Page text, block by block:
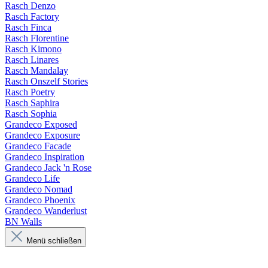
Rasch Denzo
Rasch Factory
Rasch Finca
Rasch Florentine
Rasch Kimono
Rasch Linares
Rasch Mandalay
Rasch Onszelf Stories
Rasch Poetry
Rasch Saphira
Rasch Sophia
Grandeco Exposed
Grandeco Exposure
Grandeco Facade
Grandeco Inspiration
Grandeco Jack 'n Rose
Grandeco Life
Grandeco Nomad
Grandeco Phoenix
Grandeco Wanderlust
BN Walls
Menü schließen